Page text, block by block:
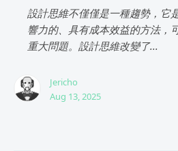
設計思維不僅僅是一種趨勢，它
響力的、具有成本效益的方法，
重大問題。設計思維改變了...
Jericho
Aug 13, 2025